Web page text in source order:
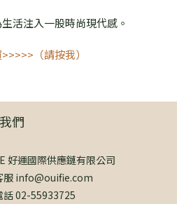
活注入一股時尚現代感。
（請按我）
們
好運國際供應鏈有限公司
服 info@ouifie.com
話 02-55933725